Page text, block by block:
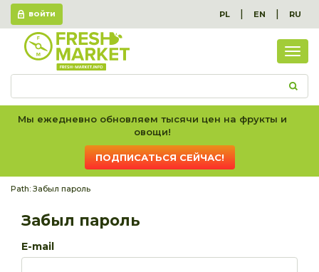
ВОЙТИ PL | EN | RU
вес
Мы ежедневно обновляем тысячи цен на фрукты и
овощи!
ПОДПИСАТЬСЯ СЕЙЧАС!
Path: Забыл пароль
Забыл пароль
E-mail